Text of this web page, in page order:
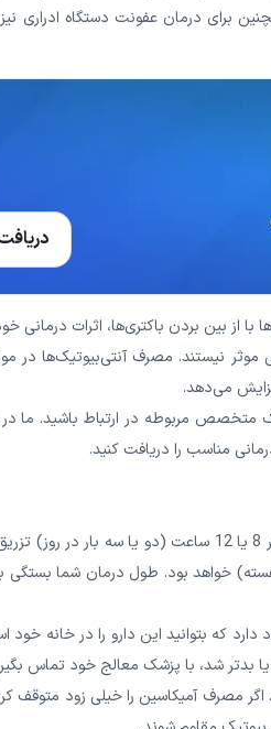
برای درمان عفونت دستگاه ادراری
از بین بردن باکتری‌ها، اثرات درمانی
موثر نیستند. مصرف آنتی‌بیوتیک‌ها در
می‌دهد.
مربوطه در ارتباط باشید. ما در
مناسب را دریافت کنید.
به صورت مایعی است که باید به صورت داخل وریدی یا عضلانی هر 8 یا 12
30 تا 60 دقیقه انفوزیون (تزریق آهسته) خواهد بود. طول
که بتوانید این دارو را در خانه خود
یا بدتر شد، با پزشک معالج خود تماس
اگر مصرف آمیکاسین را خیلی زود متوقف